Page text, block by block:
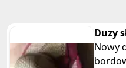
Duzy
Nowy